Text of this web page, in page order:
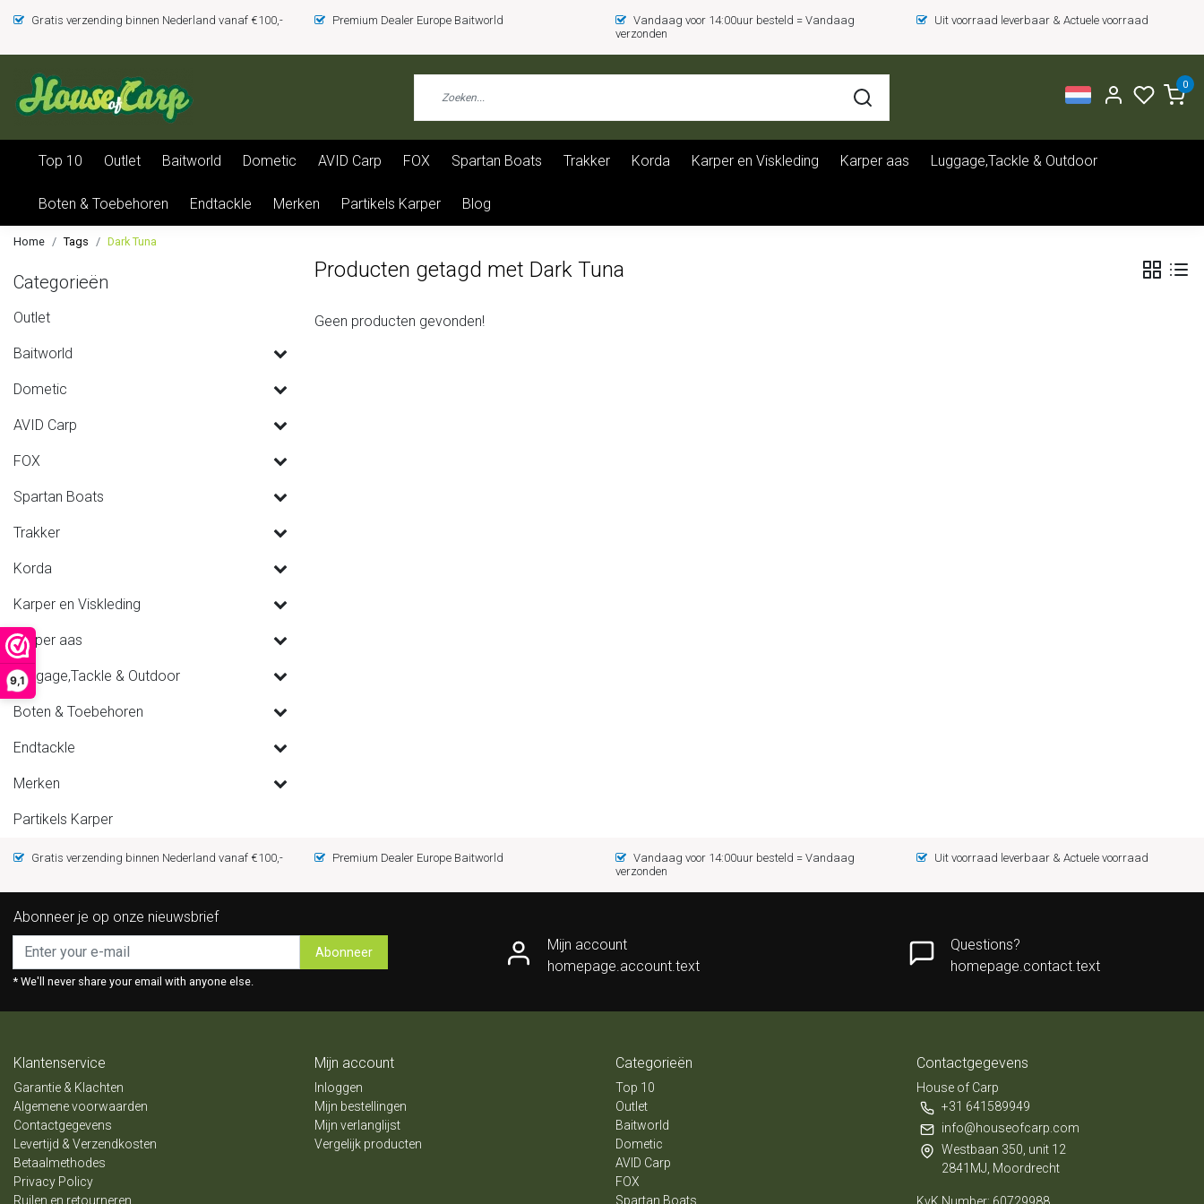
9,1
Gratis verzending binnen Nederland vanaf €100,- Premium Dealer Europe Baitworld
Vandaag voor 14:00uur besteld = Vandaag
verzonden
Uit voorraad leverbaar & Actuele voorraad
0
Top 10 Outlet Baitworld Dometic AVID Carp FOX Spartan Boats Trakker Korda Karper en Viskleding Karper aas Luggage,Tackle & Outdoor
Boten & Toebehoren Endtackle Merken Partikels Karper Blog
Home Tags Dark Tuna
Categorieën
Outlet
Baitworld
Dometic
AVID Carp
FOX
Spartan Boats
Trakker
Korda
Karper en Viskleding
Karper aas
Luggage,Tackle & Outdoor
Boten & Toebehoren
Endtackle
Merken
Partikels Karper
Producten getagd met Dark Tuna
Geen producten gevonden!
Gratis verzending binnen Nederland vanaf €100,- Premium Dealer Europe Baitworld
Vandaag voor 14:00uur besteld = Vandaag
verzonden
Uit voorraad leverbaar & Actuele voorraad
Abonneer je op onze nieuwsbrief
Abonneer
* We'll never share your email with anyone else.
Mijn account
homepage.account.text
Questions?
homepage.contact.text
Klantenservice
Garantie & Klachten
Algemene voorwaarden
Contactgegevens
Levertijd & Verzendkosten
Betaalmethodes
Privacy Policy
Ruilen en retourneren
Mijn account
Inloggen
Mijn bestellingen
Mijn verlanglijst
Vergelijk producten
Categorieën
Top 10
Outlet
Baitworld
Dometic
AVID Carp
FOX
Spartan Boats
Contactgegevens
House of Carp
+31 641589949
info@houseofcarp.com
Westbaan 350, unit 12
2841MJ, Moordrecht